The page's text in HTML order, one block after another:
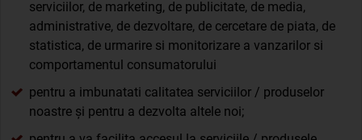
serviciilor, de marketing, de publicitate, de media,
administrative, de dezvoltare, de cercetare de piata, de
statistica, de urmarire si monitorizare a vanzarilor si
comportamentul consumatorului
pentru a imbunatati calitatea serviciilor / produselor
noastre și pentru a dezvolta altele noi;